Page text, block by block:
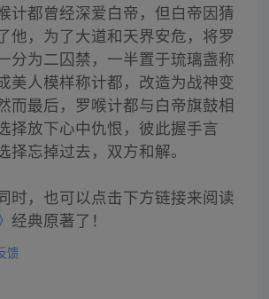
计都曾经深爱白帝，但白帝因猜
他，为了大道和天界安危，将罗
分为二囚禁，一半置于琉璃盏称
美人模样称计都，改造为战神变
而最后，罗喉计都与白帝旗鼓相
择放下心中仇恨，彼此握手言
择忘掉过去，双方和解。
时，也可以点击下方链接来阅读
经典原著了！
馈